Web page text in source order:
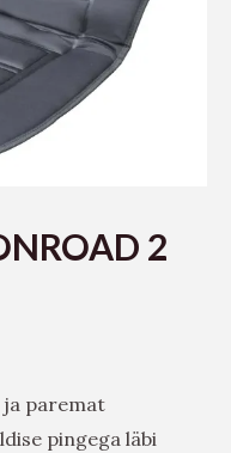
2
ja paremat
pingega läbi